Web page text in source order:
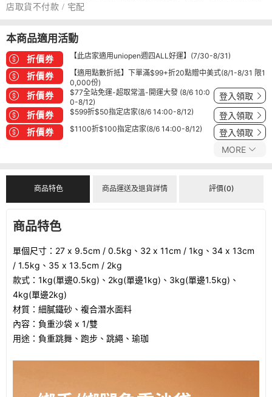
店取貨不付款 / 宅配
本商品適用活動
折價券 【此店家適用uniopen週四ALL好運】(7/30-8/31)
折價券
【適用點數折抵】下單滿$99+折20點贈中美式(8/1-8/31 限1
0,000份)
折價券
$77全站免運-超取常溫-開運大發 (8/6 10:0
0-8/12)
登入領取
折價券 $599折$50指定店家(8/6 14:00-8/12) 登入領取
折價券 $1100折$100指定店家(8/6 14:00-8/12) 登入領取
MORE
商品特色 商品運送及退貨詳情 評價(0)
商品特色
單個尺寸：27 x 9.5cm / 0.5kg、32 x 11cm / 1kg、34 x 13cm
/ 1.5kg、35 x 13.5cm / 2kg
款式：1kg(單邊0.5kg)、2kg(單邊1kg)、3kg(單邊1.5kg)、
4kg(單邊2kg)
材質：細膩鐵砂、複合潛水面料
內容：負重沙袋 x 1/雙
用途：負重跳舞、跑步、跳繩、瑜珈